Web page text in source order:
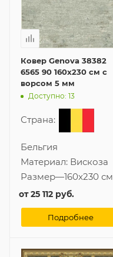
Ковер Genova 38382
6565 90 160x230 см с
ворсом 5 мм
Доступно: 13
Страна:
Бельгия
Материал: Вискоза
Размер—160x230 см
от25 112 руб.
Подробнее